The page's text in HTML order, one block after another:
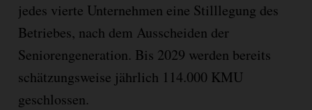
jedes vierte Unternehmen eine Stilllegung des
Betriebes, nach dem Ausscheiden der
Seniorengeneration. Bis 2029 werden bereits
schätzungsweise jährlich 114.000 KMU
geschlossen.